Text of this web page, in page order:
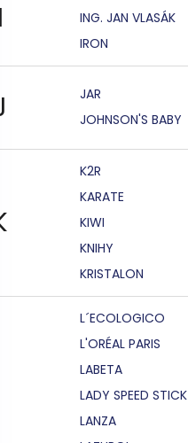
ING. JAN VLASÁK
IRON
JAR
JOHNSON'S BABY
K2R
KARATE
KIWI
KNIHY
KRISTALON
L´ECOLOGICO
L'ORÉAL PARIS
LABETA
LADY SPEED STICK
LANZA